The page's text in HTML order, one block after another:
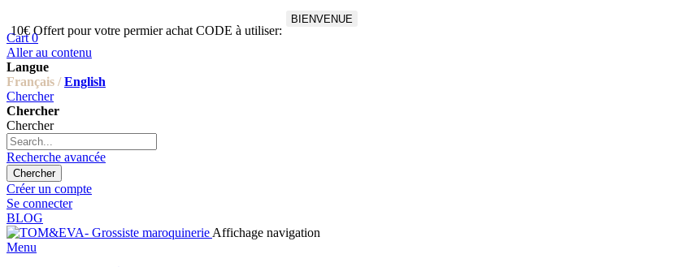
10€ Offert pour votre permier achat CODE à utiliser:
BIENVENUE
Cart 0
Aller au contenu
Langue
Français / English
Chercher
Chercher
Chercher
Recherche avancée
Chercher
Créer un compte
Se connecter
BLOG
Affichage navigation
Menu